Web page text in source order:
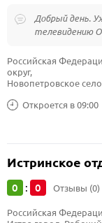
Добрый день.
телевидению
Откроется в 09:00
Российская
округ,
Новопетровское
Истринское
0 : 0 Отзывы (0)
Российская